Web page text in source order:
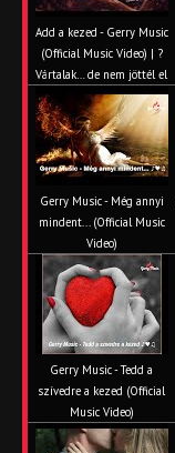
Add a kezed - Gerry Music
(Official Music Video) | ?
Vártalak… de nem jöttél el
Gerry Music - Még annyi
mindent... (Official Music
Video)
Gerry Music - Tedd a
szívedre a kezed (Official
Music Video)